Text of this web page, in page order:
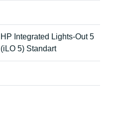
HP Integrated Lights-Out 5
(iLO 5) Standart